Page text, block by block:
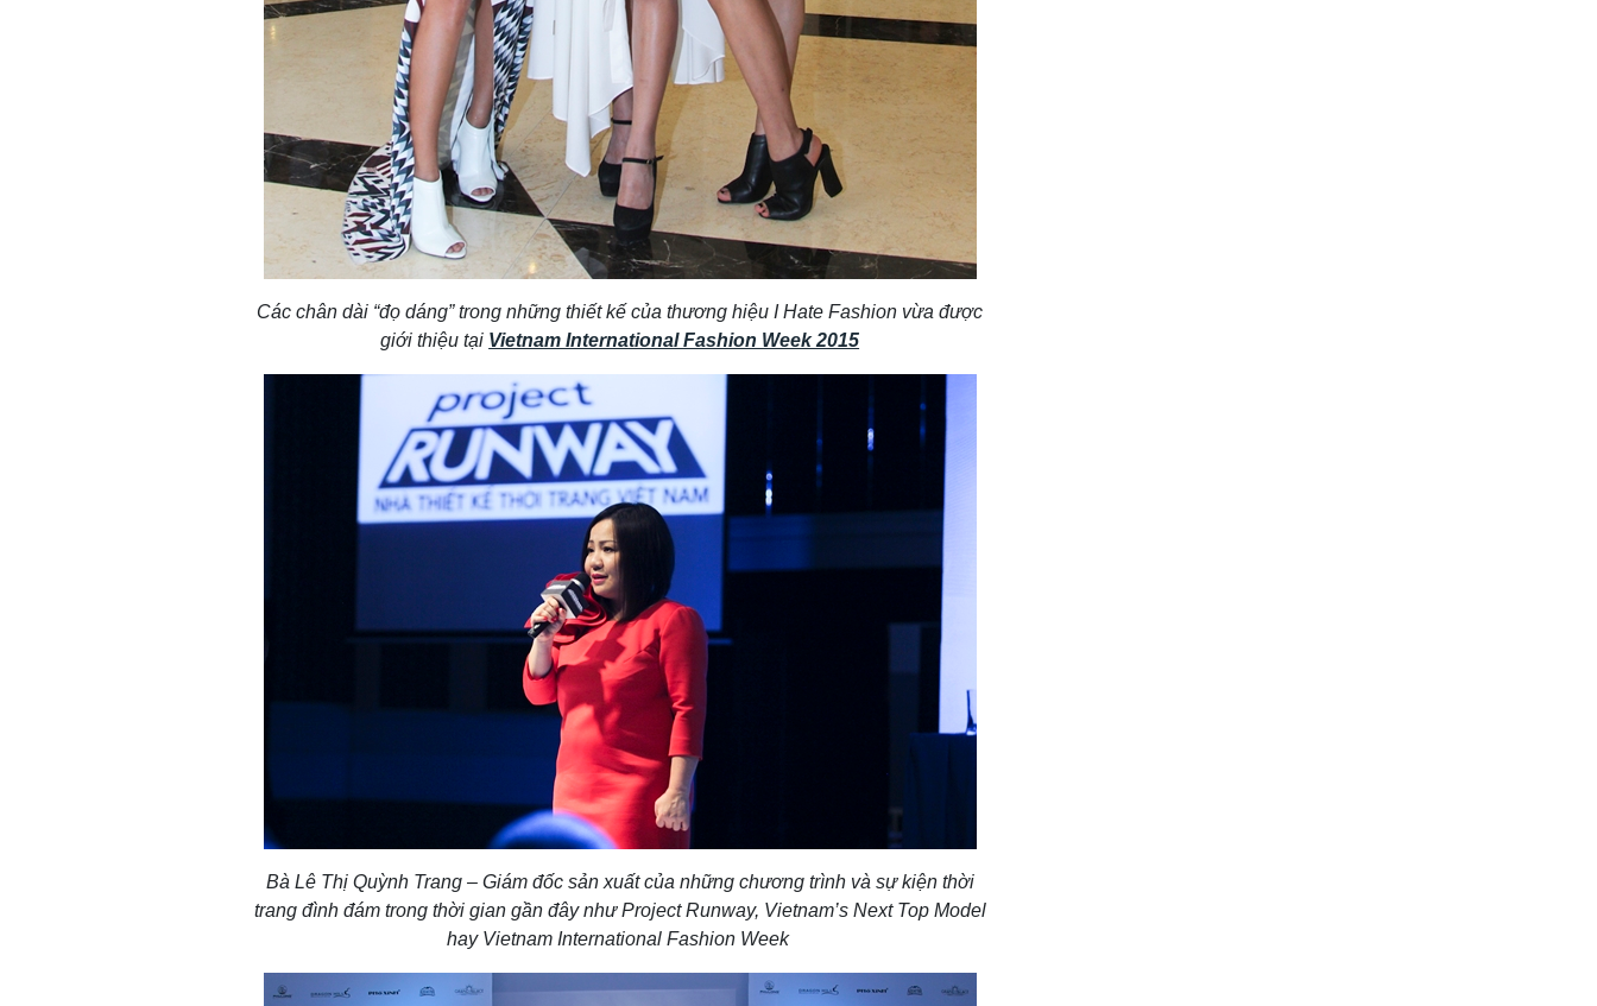
Các chân dài “đọ dáng” trong những thiết kế của thương hiệu I Hate Fashion vừa được
giới thiệu tại Vietnam International Fashion Week 2015
Bà Lê Thị Quỳnh Trang – Giám đốc sản xuất của những chương trình và sự kiện thời
trang đình đám trong thời gian gần đây như Project Runway, Vietnam’s Next Top Model
hay Vietnam International Fashion Week